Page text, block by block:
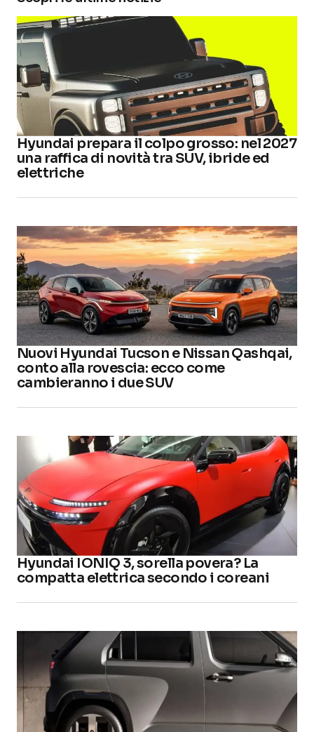
Hyundai prepara il colpo grosso: nel 2027
una raffica di novità tra SUV, ibride ed
elettriche
Nuovi Hyundai Tucson e Nissan Qashqai,
conto alla rovescia: ecco come
cambieranno i due SUV
Hyundai IONIQ 3, sorella povera? La
compatta elettrica secondo i coreani